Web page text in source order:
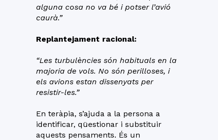
alguna cosa no va bé i potser l’avió
caurà.”
Replantejament racional:
“Les turbulències són habituals en la
majoria de vols. No són perilloses, i
els avions estan dissenyats per
resistir-les.”
En teràpia, s’ajuda a la persona a
identificar, qüestionar i substituir
aquests pensaments. És un